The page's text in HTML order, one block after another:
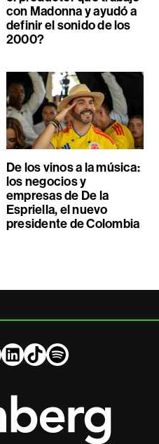
con Madonna y ayudó a
definir el sonido de los
2000?
De los vinos a la música:
los negocios y
empresas de De la
Espriella, el nuevo
presidente de Colombia